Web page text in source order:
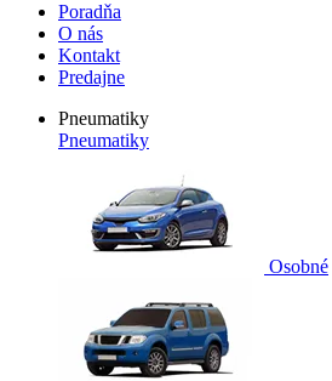
Poradňa
O nás
Kontakt
Predajne
Pneumatiky
Pneumatiky
Osobné